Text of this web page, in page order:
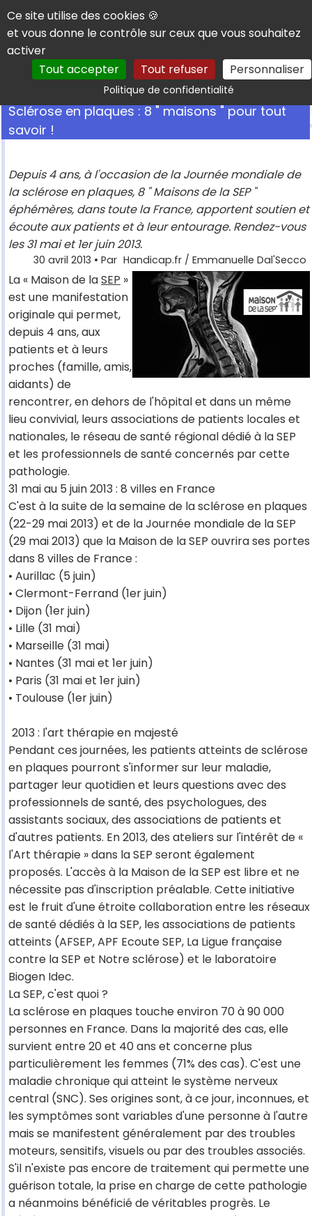
Panneau de gestion des cookies
Ce site utilise des cookies 🍪
et vous donne le contrôle sur ceux que vous souhaitez
activer
Tout accepter
Tout refuser Personnaliser
Politique de confidentialitéRechercher
Sclérose en plaques : 8 " maisons " pour tout
savoir !
Depuis 4 ans, à l'occasion de la Journée mondiale de
la sclérose en plaques, 8 " Maisons de la SEP "
éphémères, dans toute la France, apportent soutien et
écoute aux patients et à leur entourage. Rendez-vous
les 31 mai et 1er juin 2013.
30 avril 2013 • Par Handicap.fr / Emmanuelle Dal'Secco
La « Maison de laSEP »
est une manifestation
originale qui permet,
depuis 4 ans, aux
patients et à leurs
proches (famille, amis,
aidants) de
rencontrer, en dehors de l'hôpital et dans un même
lieu convivial, leurs associations de patients locales et
nationales, le réseau de santé régional dédié à la SEP
et les professionnels de santé concernés par cette
pathologie.
31 mai au 5 juin 2013 : 8 villes en France
C'est à la suite de la semaine de la sclérose en plaques
(22-29 mai 2013) et de la Journée mondiale de la SEP
(29 mai 2013) que la Maison de la SEP ouvrira ses portes
dans 8 villes de France :
• Aurillac (5 juin)
• Clermont-Ferrand (1er juin)
• Dijon (1er juin)
• Lille (31 mai)
• Marseille (31 mai)
• Nantes (31 mai et 1er juin)
• Paris (31 mai et 1er juin)
• Toulouse (1er juin)
2013 : l'art thérapie en majesté
Pendant ces journées, les patients atteints de sclérose
en plaques pourront s'informer sur leur maladie,
partager leur quotidien et leurs questions avec des
professionnels de santé, des psychologues, des
assistants sociaux, des associations de patients et
d'autres patients. En 2013, des ateliers sur l'intérêt de «
l'Art thérapie » dans la SEP seront également
proposés. L'accès à la Maison de la SEP est libre et ne
nécessite pas d'inscription préalable. Cette initiative
est le fruit d'une étroite collaboration entre les réseaux
de santé dédiés à la SEP, les associations de patients
atteints (AFSEP, APF Ecoute SEP, La Ligue française
contre la SEP et Notre sclérose) et le laboratoire
Biogen Idec.
La SEP, c'est quoi ?
La sclérose en plaques touche environ 70 à 90 000
personnes en France. Dans la majorité des cas, elle
survient entre 20 et 40 ans et concerne plus
particulièrement les femmes (71% des cas). C'est une
maladie chronique qui atteint le système nerveux
central (SNC). Ses origines sont, à ce jour, inconnues, et
les symptômes sont variables d'une personne à l'autre
mais se manifestent généralement par des troubles
moteurs, sensitifs, visuels ou par des troubles associés.
S'il n'existe pas encore de traitement qui permette une
guérison totale, la prise en charge de cette pathologie
a néanmoins bénéficié de véritables progrès. Le